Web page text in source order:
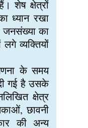
शेष क्षेत्रों
ध्यान रखा
जनसंख्या का
व्यक्तियों
के समय
गई है उसके
क्षेत्र
छावनी
की अन्य